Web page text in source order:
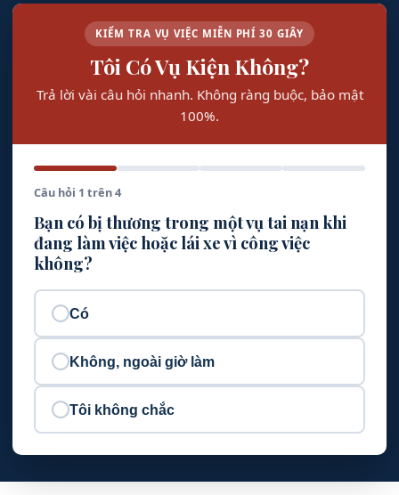
KIỂM TRA VỤ VIỆC MIỄN PHÍ 30 GIÂY
Tôi Có Vụ Kiện Không?
Trả lời vài câu hỏi nhanh. Không ràng buộc, bảo mật
100%.
Câu hỏi 1 trên 4
Bạn có bị thương trong một vụ tai nạn khi
đang làm việc hoặc lái xe vì công việc
không?
Có
Không, ngoài giờ làm
Tôi không chắc